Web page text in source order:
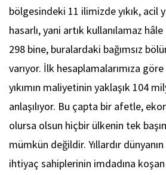
bölgesindeki 11 ilimizde yıkık, acil
hasarlı, yani artık kullanılamaz hâle
298 bine, buralardaki bağımsız
varıyor. İlk hesaplamalarımıza
yıkımın maliyetinin yaklaşık 104
anlaşılıyor. Bu çapta bir afetle,
olursa olsun hiçbir ülkenin tek
mümkün değildir. Yıllardır
ihtiyaç sahiplerinin imdadına